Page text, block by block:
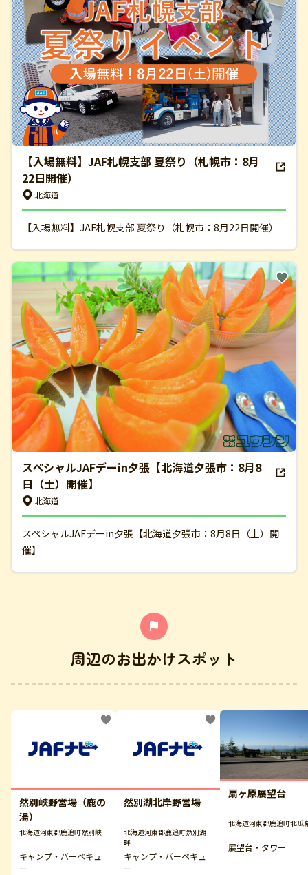
【入場無料】JAF札幌支部 夏祭り（札幌市：8月
22日開催）
北海道
【入場無料】JAF札幌支部 夏祭り（札幌市：8月22日開催）
スペシャルJAFデーin夕張【北海道夕張市：8月8
日（土）開催】
北海道
スペシャルJAFデーin夕張【北海道夕張市：8月8日（土）開
催】
周辺のお出かけスポット
然別峡野営場（鹿の
湯）
北海道河東郡鹿追町然別峡
キャンプ・バーベキュ
ー
然別湖北岸野営場
北海道河東郡鹿追町然別湖
畔
キャンプ・バーベキュ
ー
扇ヶ原展望台
北海道河東郡鹿追町北瓜
展望台・タワー